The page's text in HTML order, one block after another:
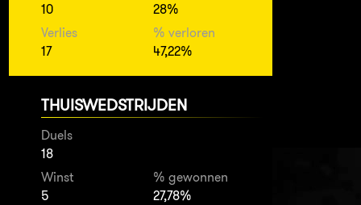
10
28%
Verlies
17
% verloren
47,22%
THUISWEDSTRIJDEN
Duels
18
Winst
5
% gewonnen
27,78%